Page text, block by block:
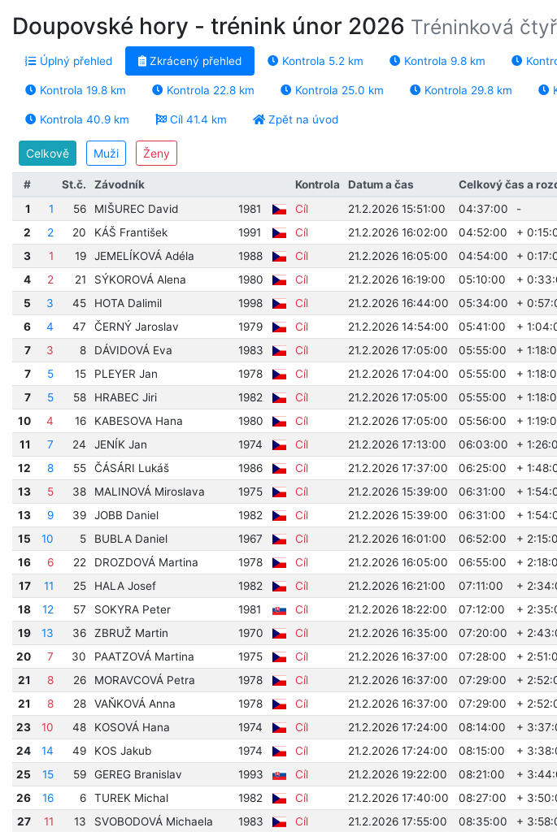
Doupovské hory - trénink únor 2026 Tréninková
Úplný přehled Zkrácený přehled Kontrola 5.2 km Kontrola 9.8 km
Kontrola 19.8 km Kontrola 22.8 km Kontrola 25.0 km Kontrola 29.8 km
Kontrola 40.9 km Cíl 41.4 km Zpět na úvod
Celkově Muži Ženy
# St.č. Závodník Kontrola Datum a čas Celkový čas a
1
1 56 MIŠUREC David 1981 Cíl 21.2.2026 15:51:00 04:37:00 -
2
2 20 KÁŠ František 1991 Cíl 21.2.2026 16:02:00 04:52:00 +
3
1 19 JEMELÍKOVÁ Adéla 1988 Cíl 21.2.2026 16:05:00 04:54:00 +
4
2 21 SÝKOROVÁ Alena 1980 Cíl 21.2.2026 16:19:00 05:10:00 +
5
3 45 HOTA Dalimil 1998 Cíl 21.2.2026 16:44:00 05:34:00 +
6
4 47 ČERNÝ Jaroslav 1979 Cíl 21.2.2026 14:54:00 05:41:00 +
7
3 8 DÁVIDOVÁ Eva 1983 Cíl 21.2.2026 17:05:00 05:55:00 +
7
5 15 PLEYER Jan 1978 Cíl 21.2.2026 17:04:00 05:55:00 +
7
5 58 HRABEC Jiri 1982 Cíl 21.2.2026 17:05:00 05:55:00 +
10
4 16 KABESOVA Hana 1980 Cíl 21.2.2026 17:05:00 05:56:00 +
11
7 24 JENÍK Jan 1974 Cíl 21.2.2026 17:13:00 06:03:00 +
12
8 55 ČÁSÁRI Lukáš 1986 Cíl 21.2.2026 17:37:00 06:25:00 +
13
5 38 MALINOVÁ Miroslava 1975 Cíl 21.2.2026 15:39:00 06:31:00 +
13
9 39 JOBB Daniel 1982 Cíl 21.2.2026 15:39:00 06:31:00 +
15
10 5 BUBLA Daniel 1967 Cíl 21.2.2026 16:01:00 06:52:00 +
16
6 22 DROZDOVÁ Martina 1978 Cíl 21.2.2026 16:05:00 06:55:00 +
17
11 25 HALA Josef 1982 Cíl 21.2.2026 16:21:00 07:11:00 +
18
12 57 SOKYRA Peter 1981 Cíl 21.2.2026 18:22:00 07:12:00 +
19
13 36 ZBRUŽ Martin 1970 Cíl 21.2.2026 16:35:00 07:20:00 +
20
7 30 PAATZOVÁ Martina 1975 Cíl 21.2.2026 16:37:00 07:28:00 +
21
8 26 MORAVCOVÁ Petra 1978 Cíl 21.2.2026 16:37:00 07:29:00 +
21
8 28 VAŇKOVÁ Anna 1978 Cíl 21.2.2026 16:37:00 07:29:00 +
23
10 48 KOSOVÁ Hana 1974 Cíl 21.2.2026 17:24:00 08:14:00 +
24
14 49 KOS Jakub 1974 Cíl 21.2.2026 17:24:00 08:15:00 +
25
15 59 GEREG Branislav 1993 Cíl 21.2.2026 19:22:00 08:21:00 +
26
16 6 TUREK Michal 1982 Cíl 21.2.2026 17:40:00 08:27:00 +
27
11 13 SVOBODOVÁ Michaela 1983 Cíl 21.2.2026 17:55:00 08:35:00 +